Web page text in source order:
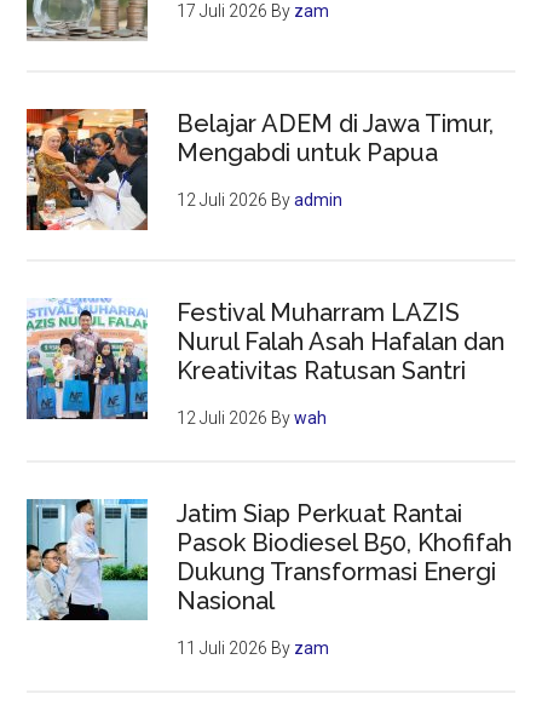
17 Juli 2026 By zam
Belajar ADEM di Jawa Timur,
Mengabdi untuk Papua
12 Juli 2026 Byadmin
Festival Muharram LAZIS
Nurul Falah Asah Hafalan dan
Kreativitas Ratusan Santri
12 Juli 2026 Bywah
Jatim Siap Perkuat Rantai
Pasok Biodiesel B50, Khofifah
Dukung Transformasi Energi
Nasional
11 Juli 2026 By zam